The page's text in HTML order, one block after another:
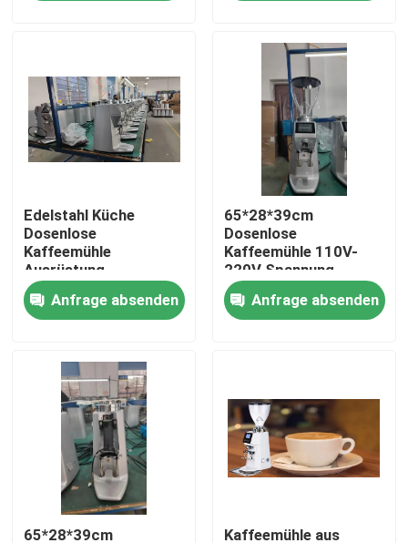
VR Show
Fabrik-Ausflug
Qualitätskontrolle
Treten Sie mit uns in Verbindung
Fälle
Kaffeebohneschleifer
Burr Coffee Grinder
Edelstahl Küche
Dosenlose
Kaffeemühle
Ausrüstung
Dauerhafte Leistung
Anfrage absenden
65*28*39cm
Dosenlose
Kaffeemühle 110V-
220V Spannung
Schwarz / Weiß
Anfrage absenden
65*28*39cm Kaffeemühle aus